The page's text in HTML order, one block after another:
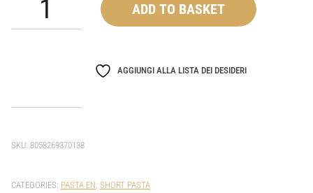
Paccheri
ADD TO BASKET
AGGIUNGI ALLA LISTA DEI DESIDERI
SKU: 8058269370138
CATEGORIES: PASTA EN, SHORT PASTA